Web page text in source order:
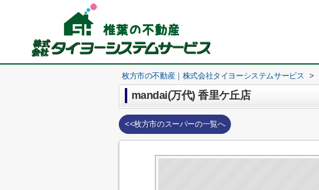
枚方市の不動産｜株式会社タイヨーシステムサービス >
mandai(万代) 香里ケ丘店
<<枚方市のスーパーの一覧へ